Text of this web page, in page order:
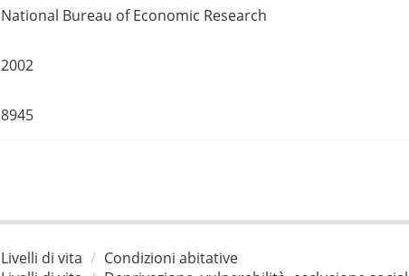
National Bureau of Economic Research
2002
8945
Livelli di vita
Condizioni abitative